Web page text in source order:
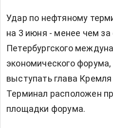
Удар по нефтяному
на 3 июня - менее чем
Петербургского
экономического
выступать глава
Терминал расположен
площадки форума.